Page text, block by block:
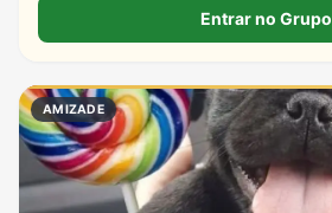
Entrar no Grupo
AMIZADE